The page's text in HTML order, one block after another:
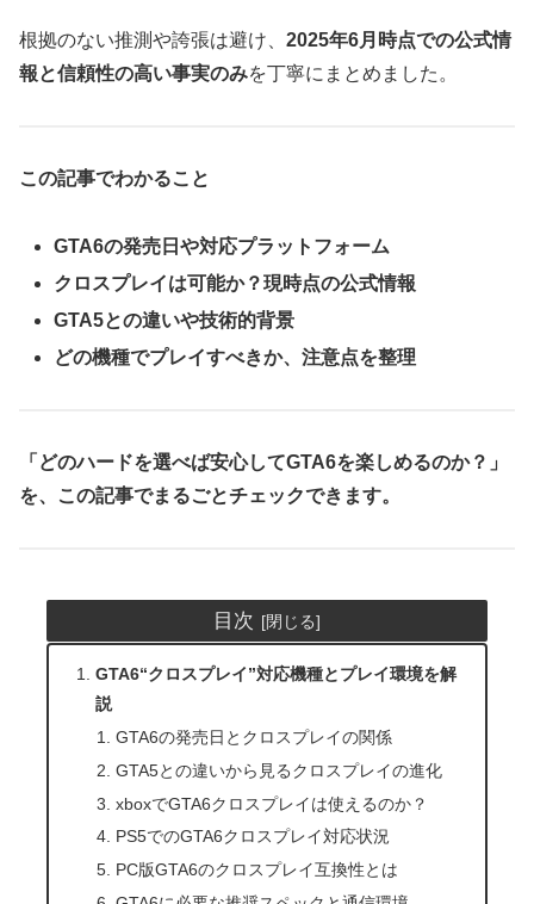
根拠のない推測や誇張は避け、 2025年6月時点での公式情
報と信頼性の高い事実のみを丁寧にまとめました。
この記事でわかること
GTA6の発売日や対応プラットフォーム
クロスプレイは可能か？現時点の公式情報
GTA5との違いや技術的背景
どの機種でプレイすべきか、注意点を整理
「どのハードを選べば安心してGTA6を楽しめるのか？」
を、この記事でまるごとチェックできます。
目次
GTA6“クロスプレイ”対応機種とプレイ環境を解
説
GTA6の発売日とクロスプレイの関係
GTA5との違いから見るクロスプレイの進化
xboxでGTA6クロスプレイは使えるのか？
PS5でのGTA6クロスプレイ対応状況
PC版GTA6のクロスプレイ互換性とは